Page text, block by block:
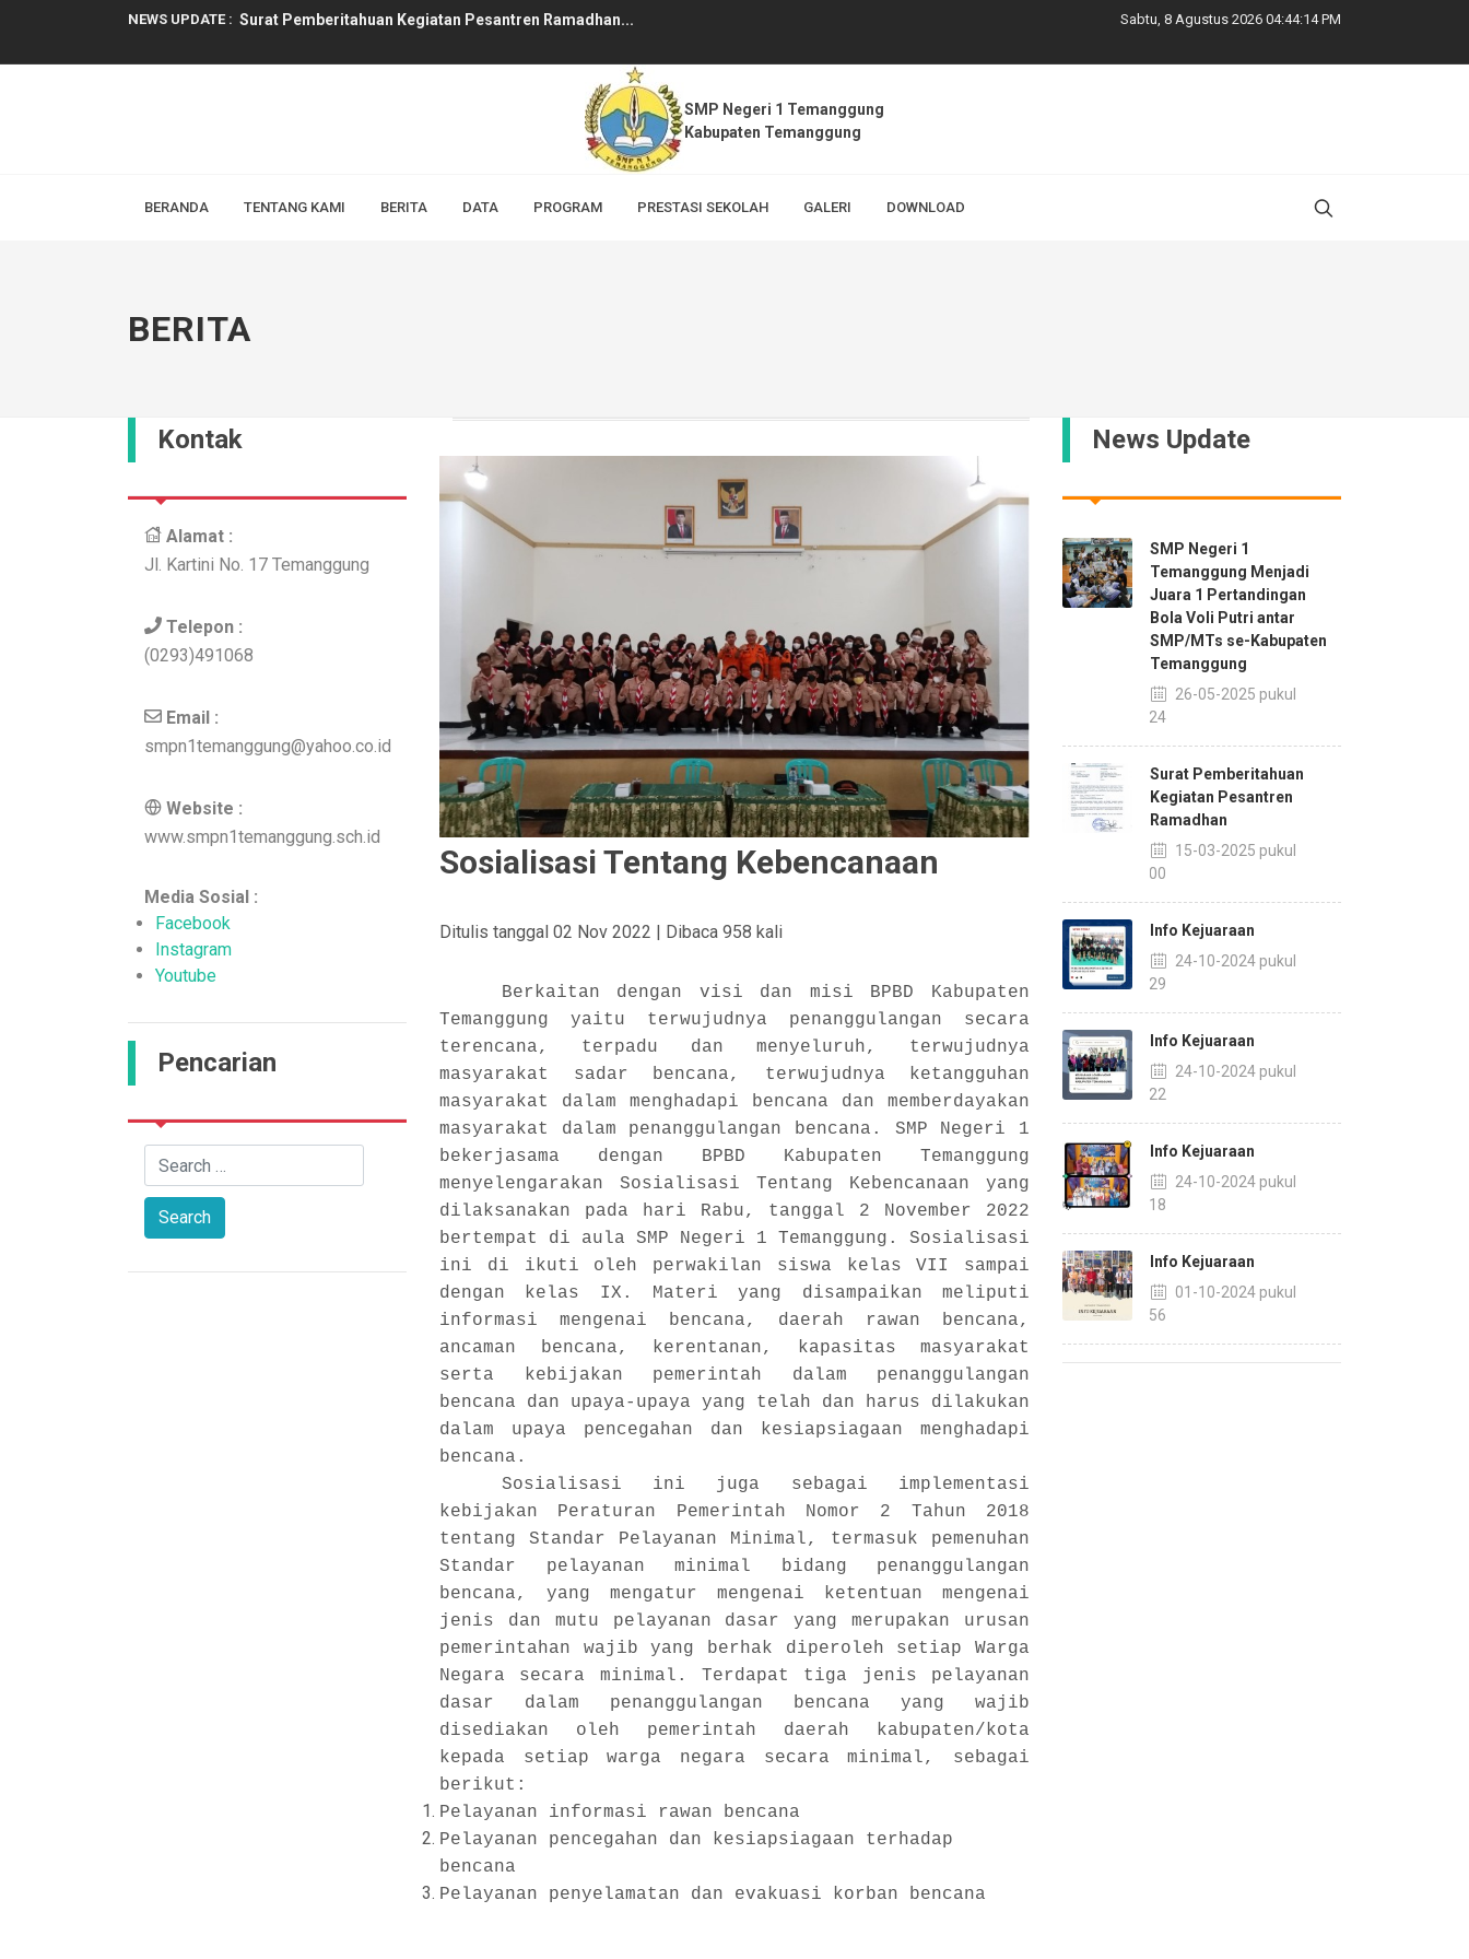
NEWS UPDATE : Surat Pemberitahuan Kegiatan Pesantren Ramadhan...
Info Kejuaraan ...
Info Kejuaraan ...
Bimbingan Teknis Projek Penguatan Pelajar Pancasila Tema Ke...
SMP Negeri 1 Temanggung Menjadi Juara 1 Pertandingan Bola Vo...
Sabtu, 8 Agustus 2026 04:44:15 PM
SMP Negeri 1 Temanggung
Kabupaten Temanggung
BERANDA TENTANG KAMI BERITA DATA PROGRAM PRESTASI SEKOLAH GALERI DOWNLOAD
BERITA
Kontak
Alamat :
Jl. Kartini No. 17 Temanggung
Telepon :
(0293)491068
Email :
smpn1temanggung@yahoo.co.id
Website :
www.smpn1temanggung.sch.id
Media Sosial :
Facebook
Instagram
Youtube
Pencarian
Sosialisasi Tentang Kebencanaan
Ditulis tanggal 02 Nov 2022 | Dibaca 958 kali
Berkaitan dengan visi dan misi BPBD Kabupaten
Temanggung yaitu terwujudnya penanggulangan secara
terencana, terpadu dan menyeluruh, terwujudnya
masyarakat sadar bencana, terwujudnya ketangguhan
masyarakat dalam menghadapi bencana dan memberdayakan
masyarakat dalam penanggulangan bencana. SMP Negeri 1
bekerjasama dengan BPBD Kabupaten Temanggung
menyelengarakan Sosialisasi Tentang Kebencanaan yang
dilaksanakan pada hari Rabu, tanggal 2 November 2022
bertempat di aula SMP Negeri 1 Temanggung. Sosialisasi
ini di ikuti oleh perwakilan siswa kelas VII sampai
dengan kelas IX. Materi yang disampaikan meliputi
informasi mengenai bencana, daerah rawan bencana,
ancaman bencana, kerentanan, kapasitas masyarakat
serta kebijakan pemerintah dalam penanggulangan
bencana dan upaya-upaya yang telah dan harus dilakukan
dalam upaya pencegahan dan kesiapsiagaan menghadapi
bencana.
Sosialisasi ini juga sebagai implementasi
kebijakan Peraturan Pemerintah Nomor 2 Tahun 2018
tentang Standar Pelayanan Minimal, termasuk pemenuhan
Standar pelayanan minimal bidang penanggulangan
bencana, yang mengatur mengenai ketentuan mengenai
jenis dan mutu pelayanan dasar yang merupakan urusan
pemerintahan wajib yang berhak diperoleh setiap Warga
Negara secara minimal. Terdapat tiga jenis pelayanan
dasar dalam penanggulangan bencana yang wajib
disediakan oleh pemerintah daerah kabupaten/kota
kepada setiap warga negara secara minimal, sebagai
berikut:
Pelayanan informasi rawan bencana
Pelayanan pencegahan dan kesiapsiagaan terhadap
bencana
Pelayanan penyelamatan dan evakuasi korban bencana
News Update
SMP Negeri 1
Temanggung Menjadi
Juara 1 Pertandingan
Bola Voli Putri antar
SMP/MTs se-Kabupaten
Temanggung
26-05-2025 pukul
10:24
Surat Pemberitahuan
Kegiatan Pesantren
Ramadhan
15-03-2025 pukul
10:00
Info Kejuaraan
24-10-2024 pukul
14:29
Info Kejuaraan
24-10-2024 pukul
14:22
Info Kejuaraan
24-10-2024 pukul
14:18
Info Kejuaraan
01-10-2024 pukul
13:56